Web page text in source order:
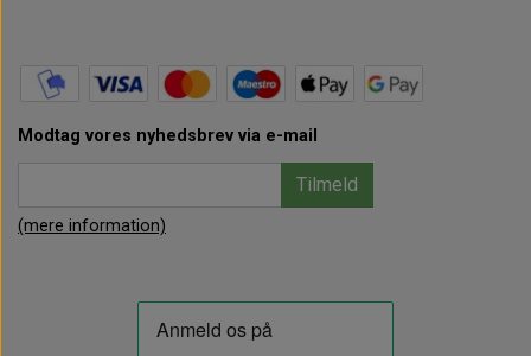
Modtag vores nyhedsbrev via e-mail
Tilmeld
(mere information)